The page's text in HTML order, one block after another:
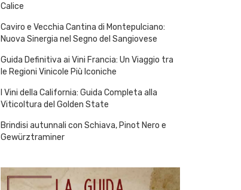
Calice
Caviro e Vecchia Cantina di Montepulciano:
Nuova Sinergia nel Segno del Sangiovese
Guida Definitiva ai Vini Francia: Un Viaggio tra
le Regioni Vinicole Più Iconiche
I Vini della California: Guida Completa alla
Viticoltura del Golden State
Brindisi autunnali con Schiava, Pinot Nero e
Gewürztraminer